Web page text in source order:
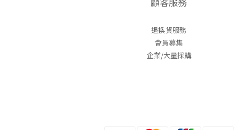
退換貨服務
會員募集
企業/大量採購